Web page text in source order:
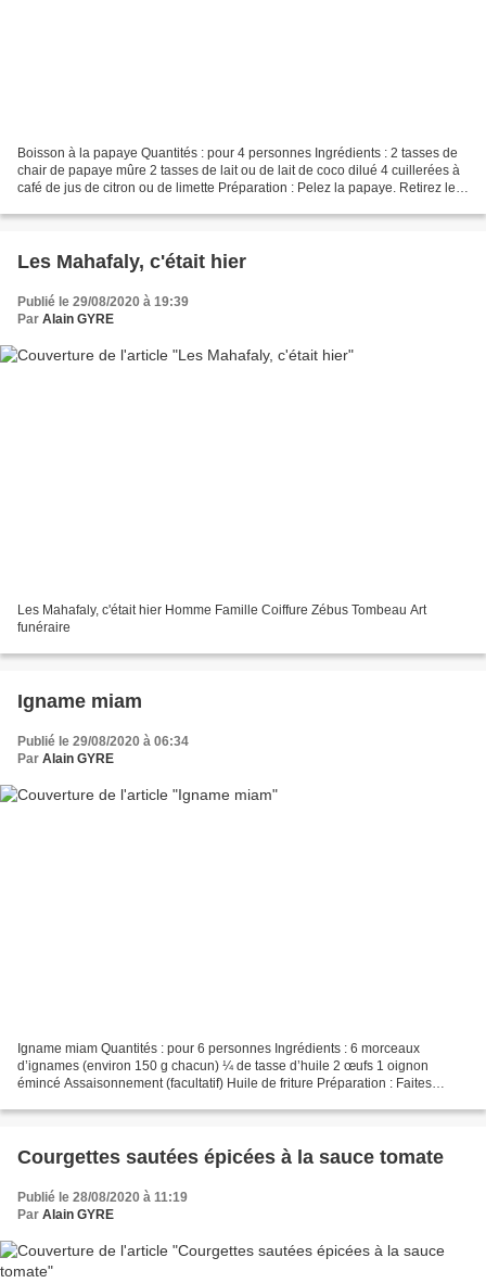
Boisson à la papaye Quantités : pour 4 personnes Ingrédients : 2 tasses de
chair de papaye mûre 2 tasses de lait ou de lait de coco dilué 4 cuillerées à
café de jus de citron ou de limette Préparation : Pelez la papaye. Retirez les
Les Mahafaly, c'était hier
Publié le 29/08/2020 à 19:39
Par Alain GYRE
Les Mahafaly, c'était hier Homme Famille Coiffure Zébus Tombeau Art
funéraire
Igname miam
Publié le 29/08/2020 à 06:34
Par Alain GYRE
Igname miam Quantités : pour 6 personnes Ingrédients : 6 morceaux
d’ignames (environ 150 g chacun) ¼ de tasse d’huile 2 œufs 1 oignon
émincé Assaisonnement (facultatif) Huile de friture Préparation : Faites
Courgettes sautées épicées à la sauce tomate
Publié le 28/08/2020 à 11:19
Par Alain GYRE